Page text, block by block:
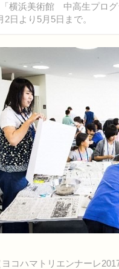
横浜美術館 中高生プロ
日より5月5日まで。
コハマトリエンナーレ2017